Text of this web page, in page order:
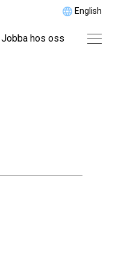
English
Jobba hos oss